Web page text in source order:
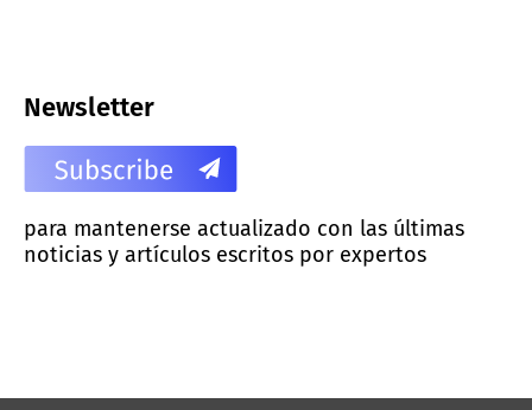
Newsletter
para mantenerse actualizado con las últimas
noticias y artículos escritos por expertos